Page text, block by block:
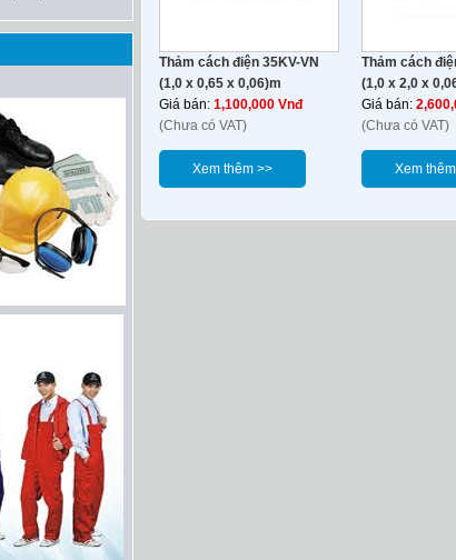
Thảm cách điện 35KV-VN
(1,0 x 0,65 x 0,06)m
Giá bán: 1,100,000 Vnđ
(Chưa có VAT)
Xem thêm >>
Thảm cách
(1,0 x 2,0 x
Giá bán:
(Chưa có VAT)
Xem